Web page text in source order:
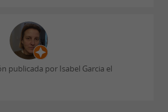
publicada por Isabel Garcia el